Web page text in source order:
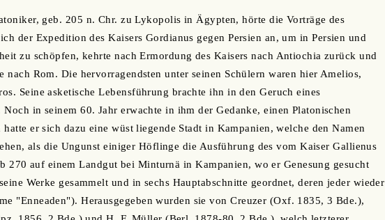
geb. 205 n. Chr. zu Lykopolis in Ägypten, hörte die Vorträge des
der Expedition des Kaisers Gordianus gegen Persien an, um in Persien und
zu schöpfen, kehrte nach Ermordung des Kaisers nach Antiochia zurück und
nach Rom. Die hervorragendsten unter seinen Schülern waren hier Amelios,
Seine asketische Lebensführung brachte ihn in den Geruch eines
in seinem 60. Jahr erwachte in ihm der Gedanke, einen Platonischen
er sich dazu eine wüst liegende Stadt in Kampanien, welche den Namen
als die Ungunst einiger Höflinge die Ausführung des vom Kaiser Gallienus
270 auf einem Landgut bei Minturnä in Kampanien, wo er Genesung gesucht
Werke gesammelt und in sechs Hauptabschnitte geordnet, deren jeder wieder
"Enneaden"). Herausgegeben wurden sie von Creuzer (Oxf. 1835, 3 Bde.),